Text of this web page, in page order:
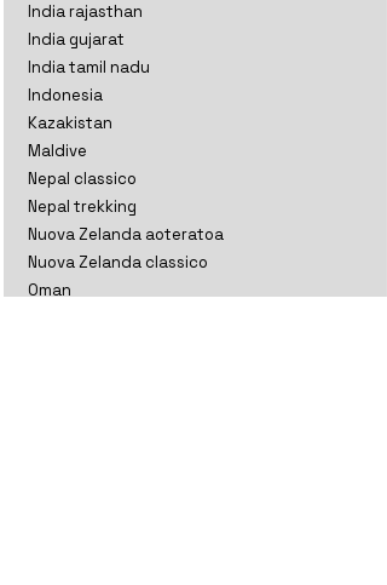
India rajasthan
India gujarat
India tamil nadu
Indonesia
Kazakistan
Maldive
Nepal classico
Nepal trekking
Nuova Zelanda aoteratoa
Nuova Zelanda classico
Oman